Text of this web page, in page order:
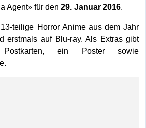
Agent» für den 29. Januar 2016.
teilige Horror Anime aus dem Jahr
erstmals auf Blu-ray. Als Extras gibt
ein Poster sowie